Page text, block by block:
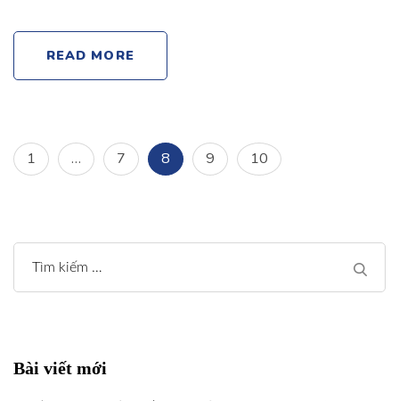
READ MORE
Điều
bài
viết
Page
1 … Page
7 Page
8 Page
9 Page
10
Tìm
kiếm
Bài viết mới